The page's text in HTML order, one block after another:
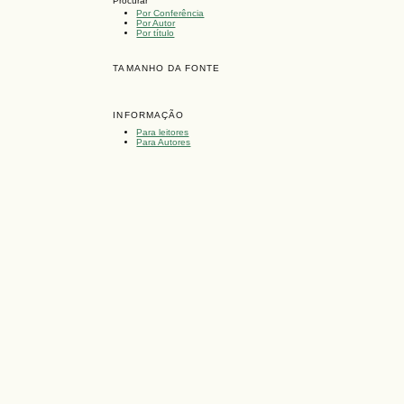
Por Conferência
Por Autor
Por título
TAMANHO DA FONTE
INFORMAÇÃO
Para leitores
Para Autores